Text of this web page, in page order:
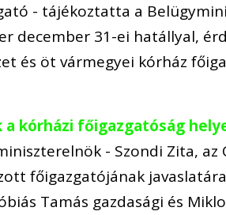
- tájékoztatta a
december 31-ei hatállyal,
és öt vármegyei kórház
kórházi főigazgatóság
- Szondi Zita, az
főigazgatójának
Tamás gazdasági és